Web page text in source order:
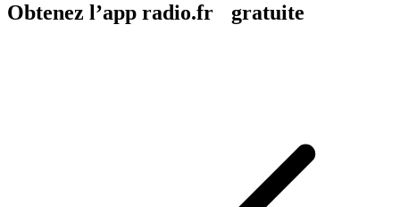
Obtenez l’app radio.fr gratuite